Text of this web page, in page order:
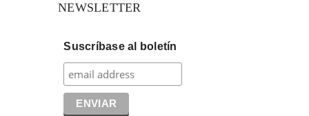
NEWSLETTER
Suscríbase al boletín